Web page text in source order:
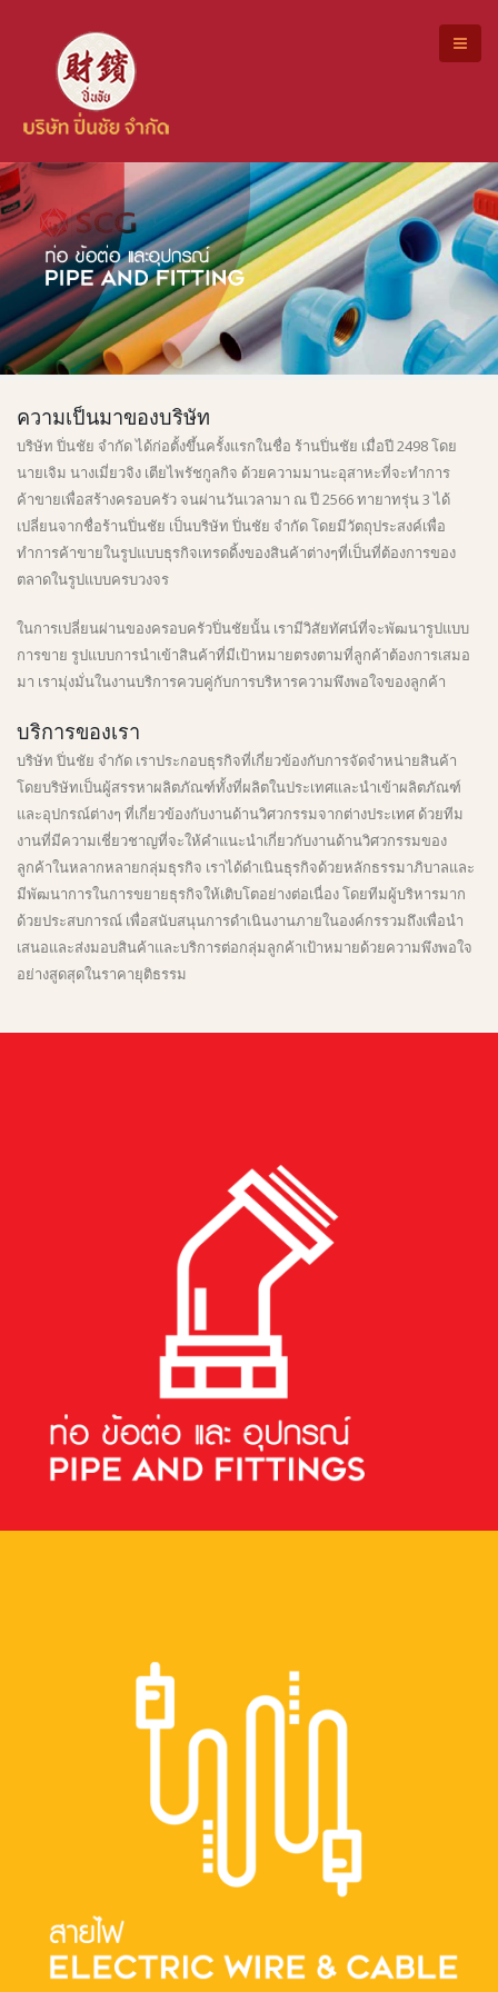
ความเป็นมาของบริษัท
บริษัท ปิ่นชัย จำกัด ได้ก่อตั้งขึ้นครั้งแรกในชื่อ ร้านปิ่นชัย เมื่อปี 2498 โดย
นายเจิม นางเมี่ยวจิง เตียไพรัชกูลกิจ ด้วยความมานะอุสาหะที่จะทำการ
ค้าขายเพื่อสร้างครอบครัว จนผ่านวันเวลามา ณ ปี 2566 ทายาทรุ่น 3 ได้
เปลี่ยนจากชื่อร้านปิ่นชัย เป็นบริษัท ปิ่นชัย จำกัด โดยมีวัตถุประสงค์เพื่อ
ทำการค้าขายในรูปแบบธุรกิจเทรดดิ้งของสินค้าต่างๆที่เป็นที่ต้องการของ
ตลาดในรูปแบบครบวงจร
ในการเปลี่ยนผ่านของครอบครัวปิ่นชัยนั้น เรามีวิสัยทัศน์ที่จะพัฒนารูปแบบ
การขาย รูปแบบการนำเข้าสินค้าที่มีเป้าหมายตรงตามที่ลูกค้าต้องการเสมอ
มา เรามุ่งมั่นในงานบริการควบคู่กับการบริหารความพึงพอใจของลูกค้า
บริการของเรา
บริษัท ปิ่นชัย จำกัด เราประกอบธุรกิจที่เกี่ยวข้องกับการจัดจำหน่ายสินค้า
โดยบริษัทเป็นผู้สรรหาผลิตภัณฑ์ทั้งที่ผลิตในประเทศและนำเข้าผลิตภัณฑ์
และอุปกรณ์ต่างๆ ที่เกี่ยวข้องกับงานด้านวิศวกรรมจากต่างประเทศ ด้วยทีม
งานที่มีความเชี่ยวชาญที่จะให้คำแนะนำเกี่ยวกับงานด้านวิศวกรรมของ
ลูกค้าในหลากหลายกลุ่มธุรกิจ เราได้ดำเนินธุรกิจด้วยหลักธรรมาภิบาลและ
มีพัฒนาการในการขยายธุรกิจให้เติบโตอย่างต่อเนื่อง โดยทีมผู้บริหารมาก
ด้วยประสบการณ์ เพื่อสนับสนุนการดำเนินงานภายในองค์กรรวมถึงเพื่อนำ
เสนอและส่งมอบสินค้าและบริการต่อกลุ่มลูกค้าเป้าหมายด้วยความพึงพอใจ
อย่างสูดสุดในราคายุติธรรม